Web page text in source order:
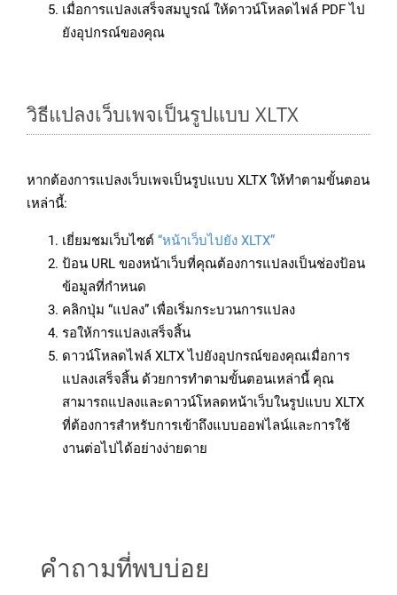
เมื่อการแปลงเสร็จสมบูรณ์ ให้ดาวน์โหลดไฟล์ PDF ไป
ยังอุปกรณ์ของคุณ
วิธีแปลงเว็บเพจเป็นรูปแบบ XLTX
หากต้องการแปลงเว็บเพจเป็นรูปแบบ XLTX ให้ทำตามขั้นตอน
เหล่านี้:
เยี่ยมชมเว็บไซต์ “หน้าเว็บไปยัง XLTX”
ป้อน URL ของหน้าเว็บที่คุณต้องการแปลงเป็นช่องป้อน
ข้อมูลที่กำหนด
คลิกปุ่ม “แปลง” เพื่อเริ่มกระบวนการแปลง
รอให้การแปลงเสร็จสิ้น
ดาวน์โหลดไฟล์ XLTX ไปยังอุปกรณ์ของคุณเมื่อการ
แปลงเสร็จสิ้น ด้วยการทำตามขั้นตอนเหล่านี้ คุณ
สามารถแปลงและดาวน์โหลดหน้าเว็บในรูปแบบ XLTX
ที่ต้องการสำหรับการเข้าถึงแบบออฟไลน์และการใช้
งานต่อไปได้อย่างง่ายดาย
คำถามที่พบบ่อย